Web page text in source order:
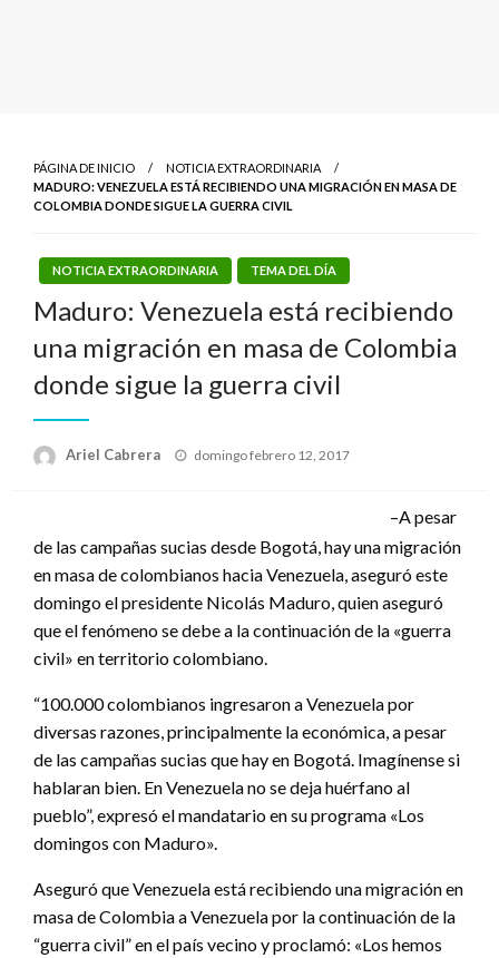
PÁGINA DE INICIO
NOTICIA EXTRAORDINARIA
MADURO: VENEZUELA ESTÁ RECIBIENDO UNA MIGRACIÓN EN MASA DE
COLOMBIA DONDE SIGUE LA GUERRA CIVIL
NOTICIA EXTRAORDINARIA TEMA DEL DÍA
Maduro: Venezuela está recibiendo
una migración en masa de Colombia
donde sigue la guerra civil
Ariel Cabrera
Publicado
domingo febrero 12, 2017
–A pesar
de las campañas sucias desde Bogotá, hay una migración
en masa de colombianos hacia Venezuela, aseguró este
domingo el presidente Nicolás Maduro, quien aseguró
que el fenómeno se debe a la continuación de la «guerra
civil» en territorio colombiano.
“100.000 colombianos ingresaron a Venezuela por
diversas razones, principalmente la económica, a pesar
de las campañas sucias que hay en Bogotá. Imagínense si
hablaran bien. En Venezuela no se deja huérfano al
pueblo”, expresó el mandatario en su programa «Los
domingos con Maduro».
Aseguró que Venezuela está recibiendo una migración en
masa de Colombia a Venezuela por la continuación de la
“guerra civil” en el país vecino y proclamó: «Los hemos